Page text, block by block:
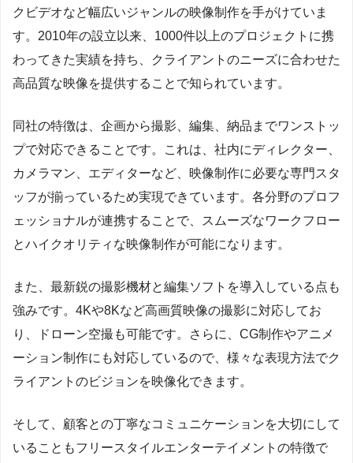
クビデオなど幅広いジャンルの映像制作を手がけていま
す。2010年の設立以来、1000件以上のプロジェクトに携
わってきた実績を持ち、クライアントのニーズに合わせた
高品質な映像を提供することで知られています。
同社の特徴は、企画から撮影、編集、納品までワンストッ
プで対応できることです。これは、社内にディレクター、
カメラマン、エディターなど、映像制作に必要な専門スタ
ッフが揃っているため実現できています。各分野のプロフ
ェッショナルが連携することで、スムーズなワークフロー
とハイクオリティな映像制作が可能になります。
また、最新鋭の撮影機材と編集ソフトを導入している点も
強みです。4Kや8Kなど高画質映像の撮影に対応してお
り、ドローン空撮も可能です。さらに、CG制作やアニメ
ーション制作にも対応しているので、様々な表現方法でク
ライアントのビジョンを映像化できます。
そして、顧客との丁寧なコミュニケーションを大切にして
いることもフリースタイルエンターテイメントの特徴で